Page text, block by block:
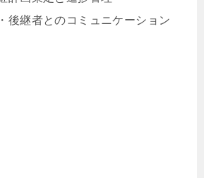
継者とのコミュニケーション